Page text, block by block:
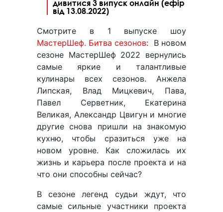
дивитися 3 випуск онлайн (ефір
від 13.08.2022)
Смотрите в 1 выпуске шоу
МастерШеф. Битва сезонов: В новом
сезоне МастерШеф 2022 вернулись
самые яркие и талантливые
кулинары всех сезонов. Анжела
Липская, Влад Мицкевич, Пава,
Павел Серветник, Екатерина
Великая, Александр Цвигун и многие
другие снова пришли на знакомую
кухню, чтобы сразиться уже на
новом уровне. Как сложилась их
жизнь и карьера после проекта и на
что они способны сейчас?
В сезоне легенд судьи ждут, что
самые сильные участники проекта